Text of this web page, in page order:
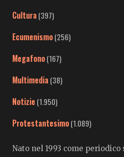
Cultura (397)
Ecumenismo(256)
Megafono(167)
Multimedia (38)
Notizie (1.950)
Protestantesimo(1.089)
Nato nel 1993 come